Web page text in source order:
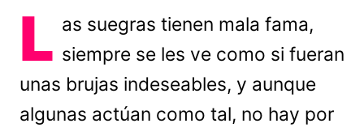
L as suegras tienen mala fama,
siempre se les ve como si fueran
unas brujas indeseables, y aunque
algunas actúan como tal, no hay por